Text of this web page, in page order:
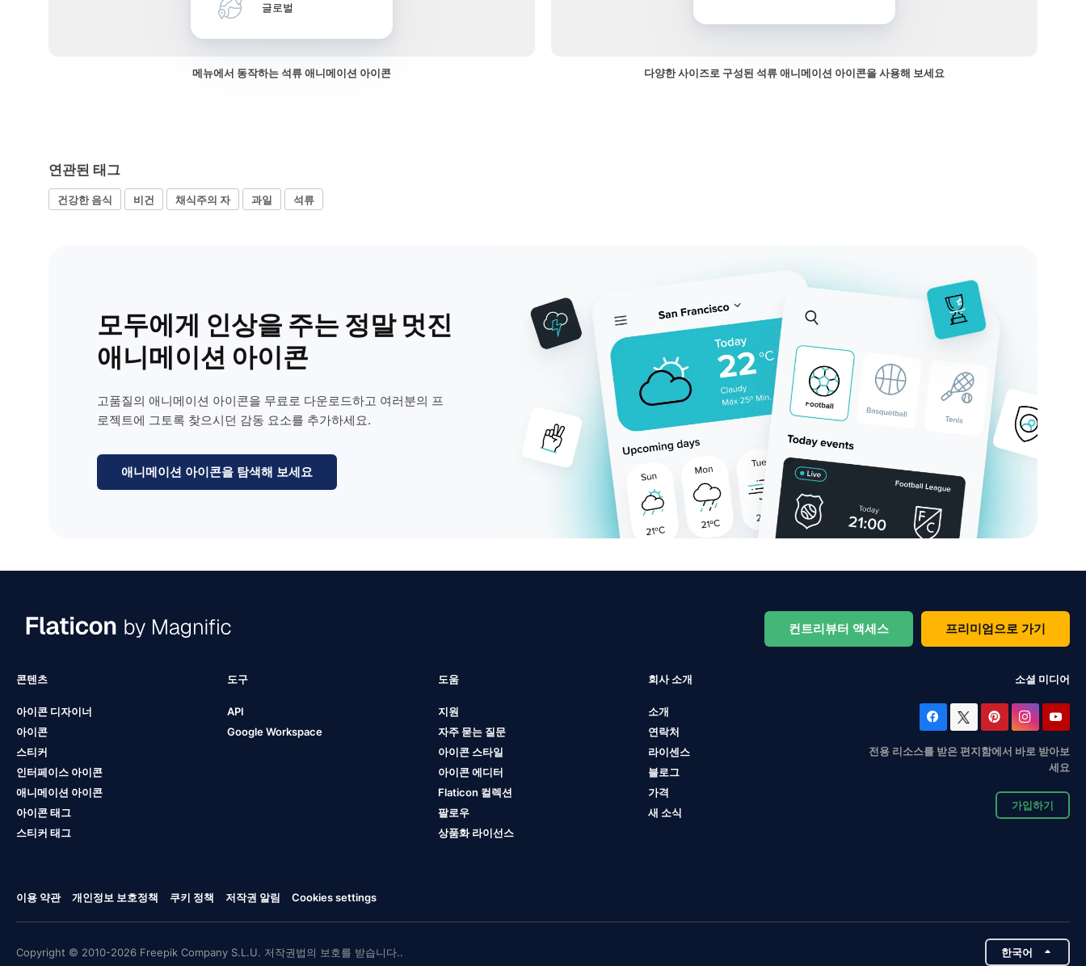
글로벌
메뉴에서 동작하는 석류 애니메이션 아이콘 다양한 사이즈로 구성된 석류 애니메이션 아이콘을 사용해 보세요
연관된 태그
건강한 음식 비건 채식주의 자 과일 석류
모두에게 인상을 주는 정말 멋진
애니메이션 아이콘
고품질의 애니메이션 아이콘을 무료로 다운로드하고 여러분의 프
로젝트에 그토록 찾으시던 감동 요소를 추가하세요.
애니메이션 아이콘을 탐색해 보세요
컨트리뷰터 액세스 프리미엄으로 가기
콘텐츠
아이콘 디자이너
아이콘
스티커
인터페이스 아이콘
애니메이션 아이콘
아이콘 태그
스티커 태그
도구
API
Google Workspace
도움
지원
자주 묻는 질문
아이콘 스타일
아이콘 에디터
Flaticon 컬렉션
팔로우
상품화 라이선스
회사 소개
소개
연락처
라이센스
블로그
가격
새 소식
소셜 미디어
전용 리소스를 받은 편지함에서 바로 받아보
세요
가입하기
이용 약관 개인정보 보호정책 쿠키 정책 저작권 알림 Cookies settings
Copyright © 2010-2026 Freepik Company S.L.U. 저작권법의 보호를 받습니다.. 한국어